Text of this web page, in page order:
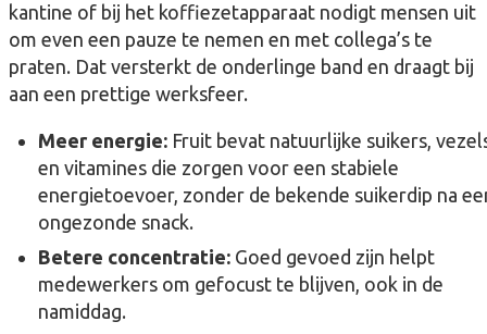
kantine of bij het koffiezetapparaat nodigt mensen uit
om even een pauze te nemen en met collega’s te
praten. Dat versterkt de onderlinge band en draagt bij
aan een prettige werksfeer.
Meer energie: Fruit bevat natuurlijke suikers,
en vitamines die zorgen voor een stabiele
energietoevoer, zonder de bekende suikerdip na
ongezonde snack.
Betere concentratie: Goed gevoed zijn helpt
medewerkers om gefocust te blijven, ook in de
namiddag.